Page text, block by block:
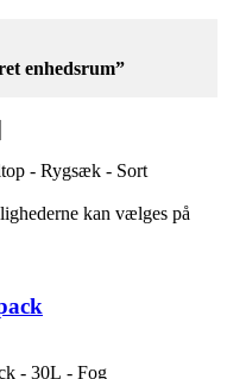
enhedsrum”
kan vælges på